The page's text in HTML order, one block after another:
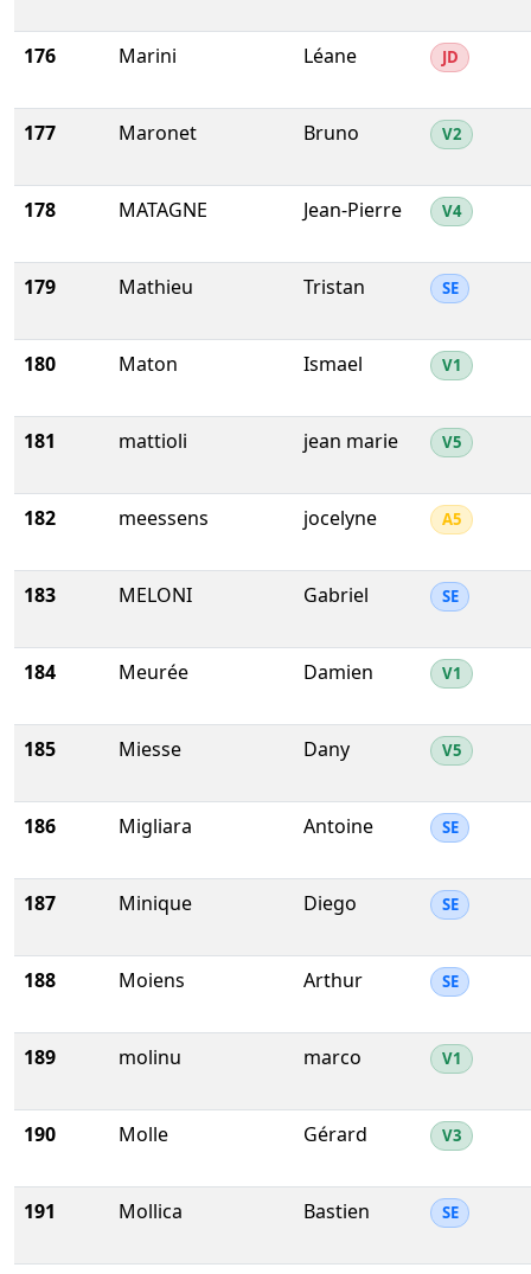
176 Marini Léane JD
177 Maronet Bruno V2
178 MATAGNE Jean-Pierre V4
179 Mathieu Tristan SE
180 Maton Ismael V1
181 mattioli jean marie V5
182 meessens jocelyne A5
183 MELONI Gabriel SE
184 Meurée Damien V1
185 Miesse Dany V5
186 Migliara Antoine SE
187 Minique Diego SE
188 Moiens Arthur SE
189 molinu marco V1
190 Molle Gérard V3
191 Mollica Bastien SE